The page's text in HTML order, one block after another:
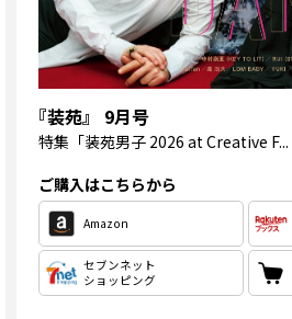
『装苑』 9月号
特集 「装苑男子 2026 at Creative F...
ご購入はこちらから
Amazon
セブンネット
ショッピング